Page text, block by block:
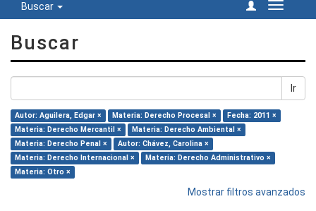
Buscar
Cambiar
Buscar
Ir
Autor: Aguilera, Edgar × Materia: Derecho Procesal ×
Fecha: 2011 ×
Materia: Derecho Mercantil ×
Materia: Derecho Ambiental ×
Materia: Derecho Penal ×
Autor: Chávez, Carolina ×
Materia: Derecho Internacional ×
Materia: Derecho Administrativo ×
Materia: Otro ×
Mostrar filtros avanzados